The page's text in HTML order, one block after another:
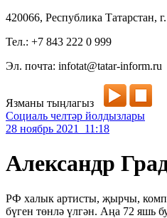
420066, Республика Татарстан,
Тел.: +7 843 222 0 999
Эл. почта: infotat@tatar-inform.ru
Язманы тыңлагыз
Социаль челтәр йолдызлары
28 ноябрь 2021 11:18
Александр
РФ халык артисты, җырчы,
бүген төнлә үлгән. Аңа 72 яшь